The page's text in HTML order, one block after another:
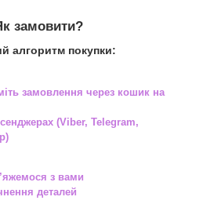
замовити?
алгоритм покупки:
замовлення через кошик на
(Viber, Telegram,
з вами
деталей